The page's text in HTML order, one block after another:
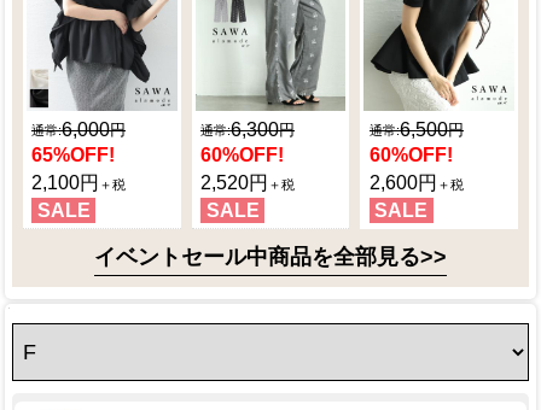
6,000
65%OFF!
2,100円
SALE
6,300
60%OFF!
2,520円
SALE
6,500
60%OFF!
2,600円
SALE
イベントセール中商品を全部見る>>